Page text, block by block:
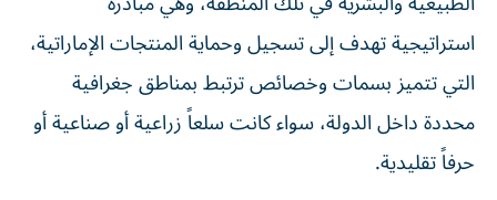
استراتيجية تهدف إلى تسجيل وحماية المنتجات الإماراتية،
التي تتميز بسمات وخصائص ترتبط بمناطق جغرافية
محددة داخل الدولة، سواء كانت سلعاً زراعية أو صناعية أو
حرفاً تقليدية.